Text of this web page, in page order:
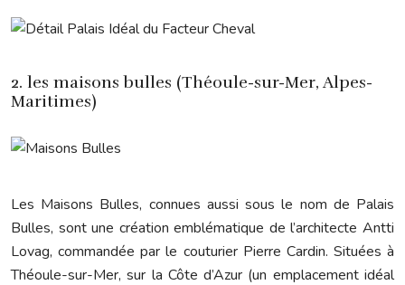
2. les maisons bulles (Théoule-sur-Mer, Alpes-
Maritimes)
Les Maisons Bulles, connues aussi sous le nom de Palais
Bulles, sont une création emblématique de l’architecte Antti
Lovag, commandée par le couturier Pierre Cardin. Situées à
Théoule-sur-Mer, sur la Côte d’Azur (un emplacement idéal